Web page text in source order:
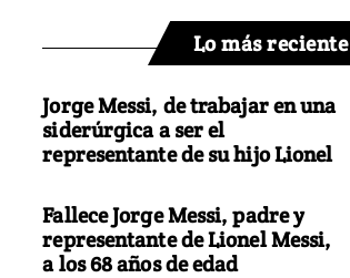
Lo más reciente
Jorge Messi, de trabajar en una
siderúrgica a ser el
representante de su hijo Lionel
Fallece Jorge Messi, padre y
representante de Lionel Messi,
a los 68 años de edad